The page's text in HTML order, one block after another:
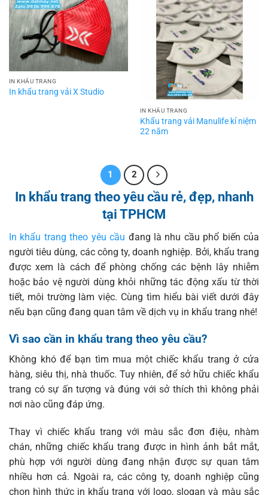
IN KHẨU TRANG
In khẩu trang vải X Studio
IN KHẨU TRANG
Khẩu trang vải Manulife kỉ niệm
22 năm
1 2
In khẩu trang theo yêu cầu rẻ, đẹp, nhanh
tại TPHCM
In khẩu trang theo yêu cầu đang là nhu cầu phổ biến của
người tiêu dùng, các công ty, doanh nghiệp. Bởi, khẩu trang
được xem là cách để phòng chống các bệnh lây nhiễm
hoặc bảo vệ người dùng khỏi những tác động xấu từ thời
tiết, môi trường làm việc. Cùng tìm hiểu bài viết dưới đây
nếu bạn cũng đang quan tâm về dịch vụ in khẩu trang nhé!
Vì sao cần in khẩu trang theo yêu cầu?
Không khó để bạn tìm mua một chiếc khẩu trang ở cửa
hàng, siêu thị, nhà thuốc. Tuy nhiên, để sở hữu chiếc khẩu
trang có sự ấn tượng và đúng với sở thích thì không phải
nơi nào cũng đáp ứng.
Thay vì chiếc khẩu trang với màu sắc đơn điệu, nhàm
chán, những chiếc khẩu trang được in hình ảnh bắt mắt,
phù hợp với người dùng đang nhận được sự quan tâm
nhiều hơn cả. Ngoài ra, các công ty, doanh nghiệp cũng
chọn hình thức in khẩu trang với logo, slogan và màu sắc